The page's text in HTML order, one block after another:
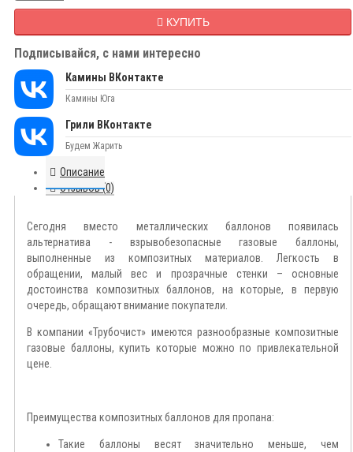
КУПИТЬ
Подписывайся, с нами интересно
Камины ВКонтакте
Камины Юга
Грили ВКонтакте
Будем Жарить
Описание
Отзывов (0)
Сегодня вместо металлических баллонов появилась
альтернатива - взрывобезопасные газовые баллоны,
выполненные из композитных материалов. Легкость в
обращении, малый вес и прозрачные стенки – основные
достоинства композитных баллонов, на которые, в первую
очередь, обращают внимание покупатели.
В компании «Трубочист» имеются разнообразные композитные
газовые баллоны, купить которые можно по привлекательной
цене.
Преимущества композитных баллонов для пропана:
Такие баллоны весят значительно меньше, чем